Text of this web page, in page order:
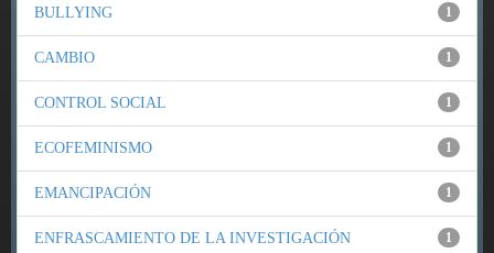
1
BULLYING
1
CAMBIO
1
CONTROL SOCIAL
1
ECOFEMINISMO
1
EMANCIPACIÓN
1
ENFRASCAMIENTO DE LA INVESTIGACIÓN